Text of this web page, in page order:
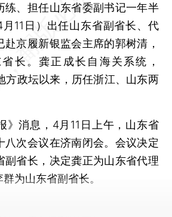
练、担任山东省委副书记一年半
月11日）出任山东省副省长、代
京履新银监会主席的郭树清，
长。龚正成长自海关系统，
方政坛以来，历任浙江、山东两
消息，4月11日上午，山东省
八次会议在济南闭会。会议决定
副省长，决定龚正为山东省代理
为山东省副省长。